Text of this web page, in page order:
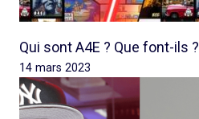
Qui sont A4E ? Que font-ils ?
14 mars 2023